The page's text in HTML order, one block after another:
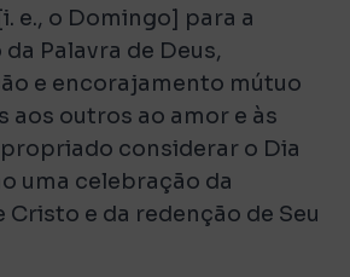
e., o Domingo] para a
Palavra de Deus,
e encorajamento mútuo
aos outros ao amor e às
considerar o Dia
uma celebração da
Cristo e da redenção de Seu